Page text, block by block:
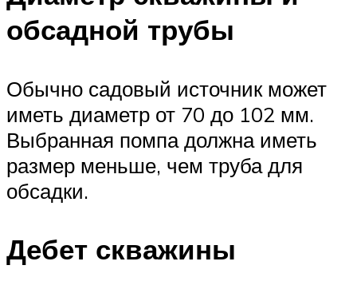
обсадной трубы
Обычно садовый источник может
иметь диаметр от 70 до 102 мм.
Выбранная помпа должна иметь
размер меньше, чем труба для
обсадки.
Дебет скважины